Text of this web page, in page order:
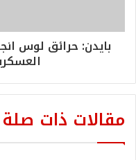
بايدن: حرائق لوس
مقالات ذات صلة